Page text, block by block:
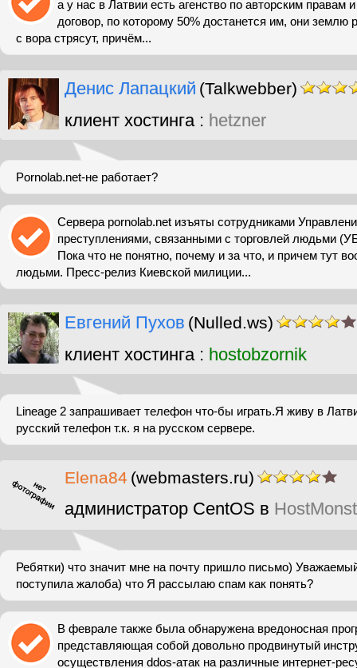
а у нас в Латвии есть агенство по авторским правам
договор, по которому 50% достанется им, они землю
с вора стрясут, причём...
Денис Лапацкий (Talkwebber)
клиент хостинга : hetzner
Pornolab.net-не работает?
Сервера pornolab.net изъяты сотрудниками
преступлениями, связанными с торговлей людьми
Пока что не понятно, почему и за что, и причем тут
людьми. Пресс-релиз Киевской милиции...
Евгений Пухов (Nulled.ws)
клиент хостинга : hostobzornik
Lineage 2 запрашивает телефон что-бы играть.Я живу в
русский телефон т.к. я на русском сервере.
Elena84 (webmasters.ru)
администратор CentOS в
Ребятки) что значит мне на почту пришло письмо)
поступила жалоба) что Я рассылаю спам как понять?
В феврале также была обнаружена вредоносная
представляющая собой довольно продвинутый
осуществления ddos-атак на различные интернет-